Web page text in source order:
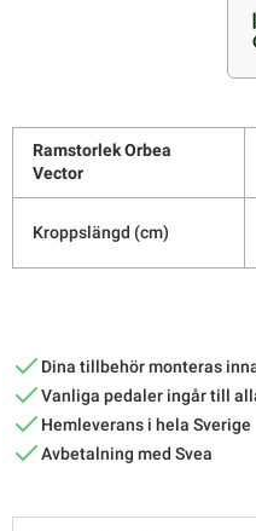
Ramstorlek Orbea
Vector
Kroppslängd (cm)
Dina tillbehör monteras
Vanliga pedaler ingår till
Hemleverans i hela Sverige
Avbetalning med Svea